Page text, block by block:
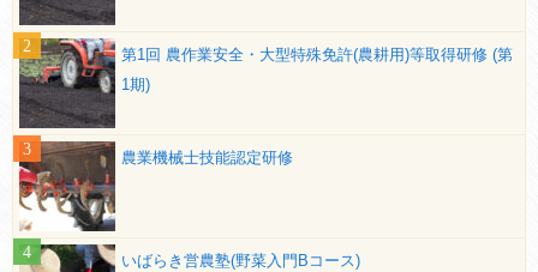
第1回 農作業安全・大型特殊免許(農耕用)等取得研修 (第
1期)
農業機械士技能認定研修
いばらき営農塾(野菜入門Bコース)